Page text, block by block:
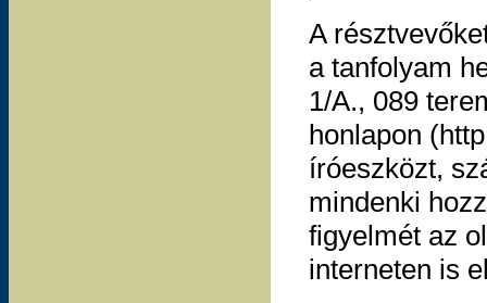
A
a tanfolyam
1/A., 089
honlapon
íróeszközt,
mindenki
figyelmét az
interneten is